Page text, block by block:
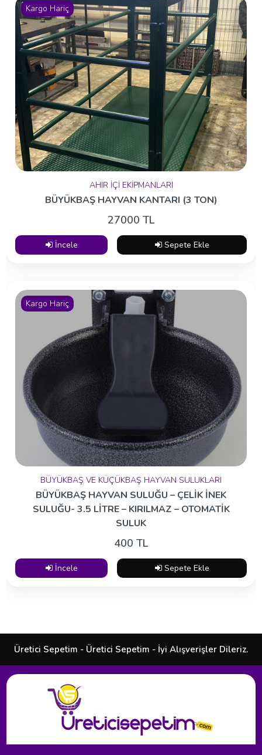
Kargo Hariç
AHIR İÇİ EKİPMANLARI
BÜYÜKBAŞ HAYVAN KANTARI (3 TON)
27000 TL
İncele Sepete Ekle
Kargo Hariç
BÜYÜKBAŞ VE KÜÇÜKBAŞ HAYVAN SULUKLARI
BÜYÜKBAŞ HAYVAN SULUĞU – ÇELİK İNEK
SULUĞU- 3.5 LİTRE – KIRILMAZ – OTOMATİK
SULUK
400 TL
İncele Sepete Ekle
Üretici Sepetim - Üretici Sepetim - İyi Alışverişler Dileriz.